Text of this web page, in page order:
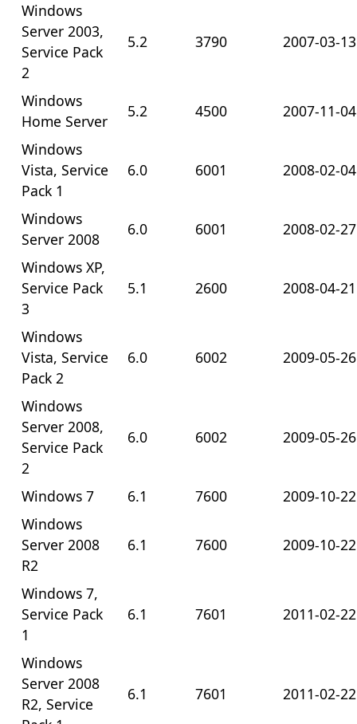
Windows
Server 2003,
Service Pack
2
5.2 3790 2007-03-13
Windows
Home Server
5.2 4500
2007-11-04
Windows
Vista, Service
Pack 1
6.0 6001 2008-02-04
Windows
Server 2008
6.0 6001
2008-02-27
Windows XP,
Service Pack
3
5.1 2600 2008-04-21
Windows
Vista, Service
Pack 2
6.0 6002 2009-05-26
Windows
Server 2008,
Service Pack
2
6.0 6002 2009-05-26
Windows 7 6.1 7600
2009-10-22
Windows
Server 2008
R2
6.1 7600 2009-10-22
Windows 7,
Service Pack
1
6.1 7601 2011-02-22
Windows
Server 2008
R2, Service
6.1 7601 2011-02-22